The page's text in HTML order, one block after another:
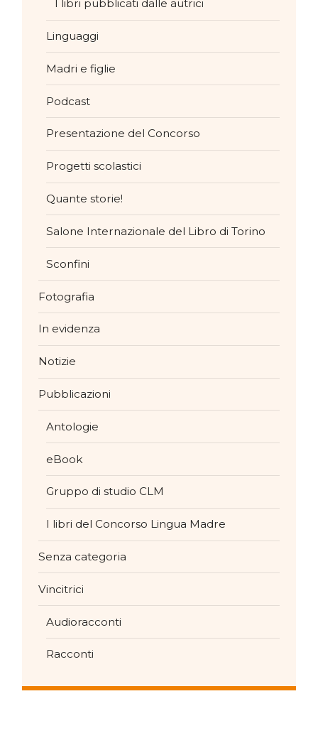
I libri pubblicati dalle autrici
Linguaggi
Madri e figlie
Podcast
Presentazione del Concorso
Progetti scolastici
Quante storie!
Salone Internazionale del Libro di Torino
Sconfini
Fotografia
In evidenza
Notizie
Pubblicazioni
Antologie
eBook
Gruppo di studio CLM
I libri del Concorso Lingua Madre
Senza categoria
Vincitrici
Audioracconti
Racconti